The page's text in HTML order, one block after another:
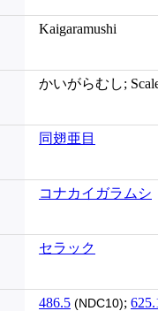
Kaigaramushi
かいがらむし;
同翅亜目
コナカイガラムシ
セラック
486.5 (NDC10);